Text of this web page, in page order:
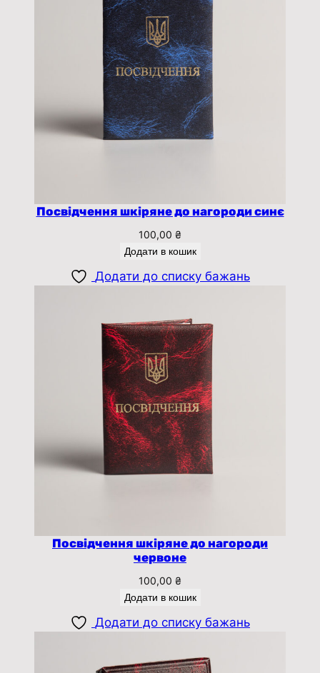
Посвідчення шкіряне до нагороди синє
100,00 ₴
Додати в кошик
Додати до списку бажань
Посвідчення шкіряне до нагороди
червоне
100,00 ₴
Додати в кошик
Додати до списку бажань